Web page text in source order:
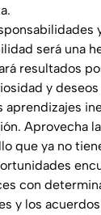
será una
resultados
y
Aprovecha
que ya no
con
y los